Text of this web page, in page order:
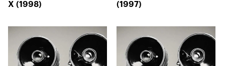
Х (1998)
(1997)